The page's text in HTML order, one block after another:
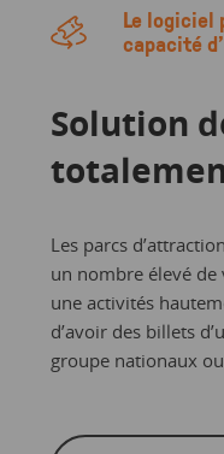
Le
capacité
Solution
Les parcs
un nombre élevé de
une activités
d’avoir des billets
groupe nationaux